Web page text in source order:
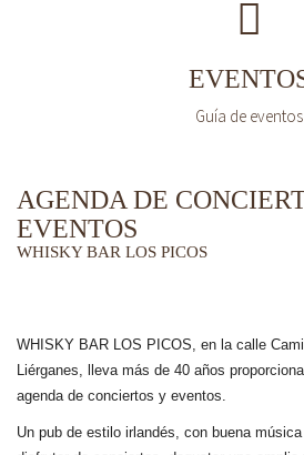
Guía de eventos
AGENDA DE
EVENTOS
WHISKY BAR LOS PICOS
WHISKY BAR LOS PICOS, en la calle
Liérganes, lleva más de 40 años
agenda de conciertos y eventos.
Un pub de estilo irlandés, con buena